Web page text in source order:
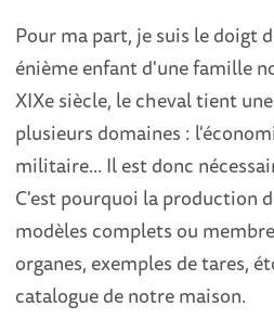
Pour ma part, je suis le doigt
énième enfant d'une famille
XIXe siècle, le cheval tient
plusieurs domaines :
militaire... Il est donc
C'est pourquoi la production
modèles complets ou
organes, exemples de tares,
catalogue de notre maison.